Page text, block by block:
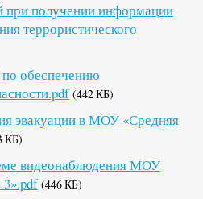
при получении информации
террористического
обеспечению
(442 КБ)
эвакуации в МОУ «Средняя
КБ)
видеонаблюдения МОУ
(446 КБ)